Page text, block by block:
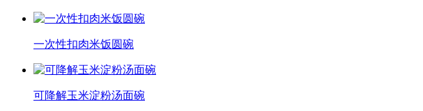
一次性扣肉米饭圆碗
可降解玉米淀粉汤面碗